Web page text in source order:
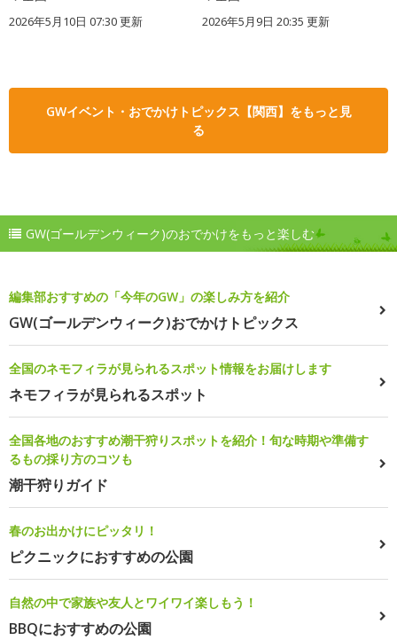
2026年5月10日 07:30 更新 2026年5月9日 20:35 更新
GWイベント・おでかけトピックス【関西】をもっと見
る
GW(ゴールデンウィーク)のおでかけをもっと楽しむ
編集部おすすめの「今年のGW」の楽しみ方を紹介
GW(ゴールデンウィーク)おでかけトピックス
全国のネモフィラが見られるスポット情報をお届けします
ネモフィラが見られるスポット
全国各地のおすすめ潮干狩りスポットを紹介！旬な時期や準備す
るもの採り方のコツも
潮干狩りガイド
春のお出かけにピッタリ！
ピクニックにおすすめの公園
自然の中で家族や友人とワイワイ楽しもう！
BBQにおすすめの公園